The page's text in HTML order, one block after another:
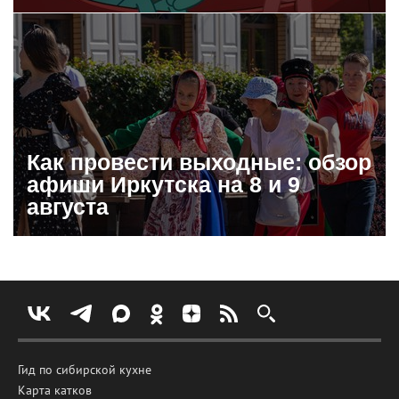
Как провести выходные: обзор
афиши Иркутска на 8 и 9
августа
Гид по сибирской кухне
Карта катков